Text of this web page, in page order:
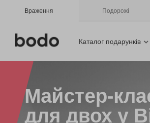
Враження Подорожі
Каталог подарунків
Майстер-
для двох у